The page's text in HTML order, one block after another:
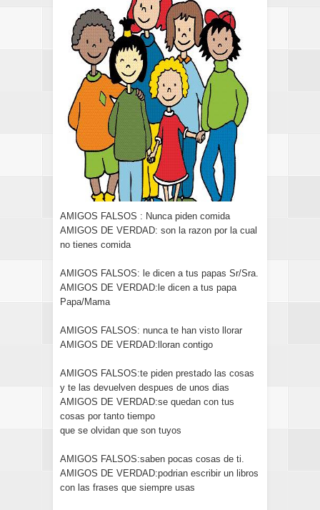
AMIGOS FALSOS : Nunca piden comida
AMIGOS DE VERDAD: son la razon por la cual
no tienes comida
AMIGOS FALSOS: le dicen a tus papas Sr/Sra.
AMIGOS DE VERDAD:le dicen a tus papa
Papa/Mama
AMIGOS FALSOS: nunca te han visto llorar
AMIGOS DE VERDAD:lloran contigo
AMIGOS FALSOS:te piden prestado las cosas
y te las devuelven despues de unos dias
AMIGOS DE VERDAD:se quedan con tus
cosas por tanto tiempo
que se olvidan que son tuyos
AMIGOS FALSOS:saben pocas cosas de ti.
AMIGOS DE VERDAD:podrian escribir un libros
con las frases que siempre usas